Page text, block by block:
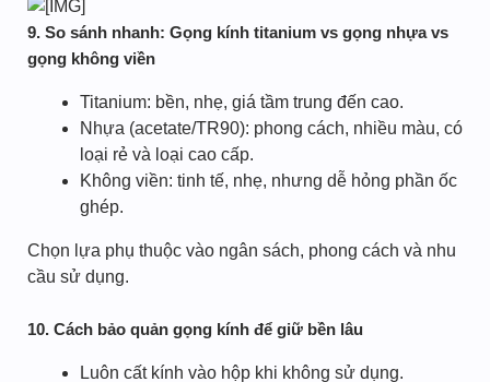
9. So sánh nhanh: Gọng kính titanium vs gọng nhựa vs
gọng không viền
Titanium: bền, nhẹ, giá tầm trung đến cao.
Nhựa (acetate/TR90): phong cách, nhiều màu, có
loại rẻ và loại cao cấp.
Không viền: tinh tế, nhẹ, nhưng dễ hỏng phần ốc
ghép.
Chọn lựa phụ thuộc vào ngân sách, phong cách và nhu
cầu sử dụng.
10. Cách bảo quản gọng kính để giữ bền lâu
Luôn cất kính vào hộp khi không sử dụng.